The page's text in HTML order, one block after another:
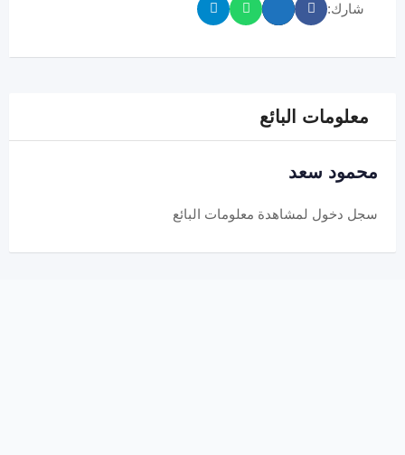
شارك:
معلومات البائع
محمود سعد
سجل دخول لمشاهدة معلومات البائع